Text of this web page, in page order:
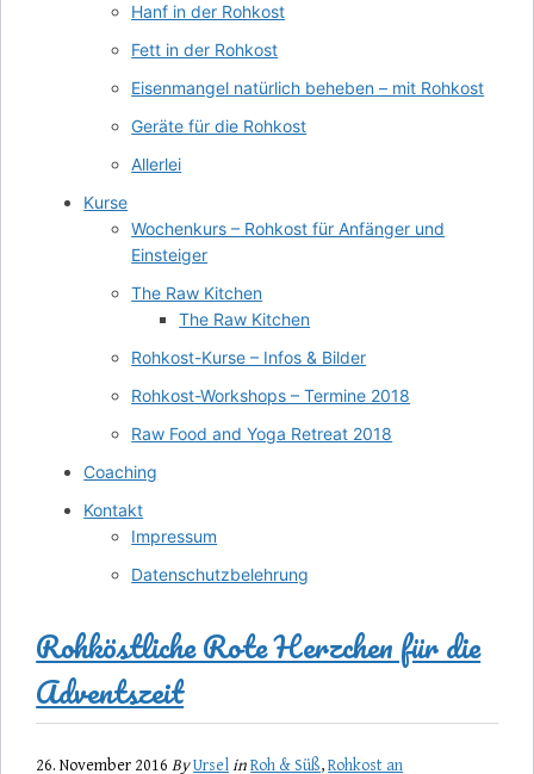
Hanf in der Rohkost
Fett in der Rohkost
Eisenmangel natürlich beheben – mit Rohkost
Geräte für die Rohkost
Allerlei
Kurse
Wochenkurs – Rohkost für Anfänger und
Einsteiger
The Raw Kitchen
The Raw Kitchen
Rohkost-Kurse – Infos & Bilder
Rohkost-Workshops – Termine 2018
Raw Food and Yoga Retreat 2018
Coaching
Kontakt
Impressum
Datenschutzbelehrung
Rohköstliche Rote Herzchen für die
Adventszeit
26. November 2016 ByUrselinRoh & Süß,Rohkost an